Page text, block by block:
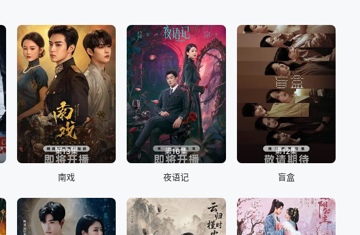
第13集
南戏
第16集
夜语记
第12集
盲盒